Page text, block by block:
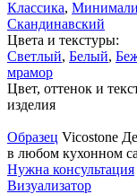
Классика,
Скандинавский
Цвета и текстуры:
Светлый, Белый,
мрамор
Цвет, оттенок и
изделия
Образец Vicostone
в любом кухонном
Нужна консультация
Визуализатор